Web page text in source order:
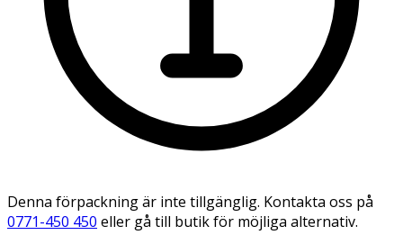
Denna förpackning är inte tillgänglig. Kontakta oss på
0771-450 450 eller gå till butik för möjliga alternativ.